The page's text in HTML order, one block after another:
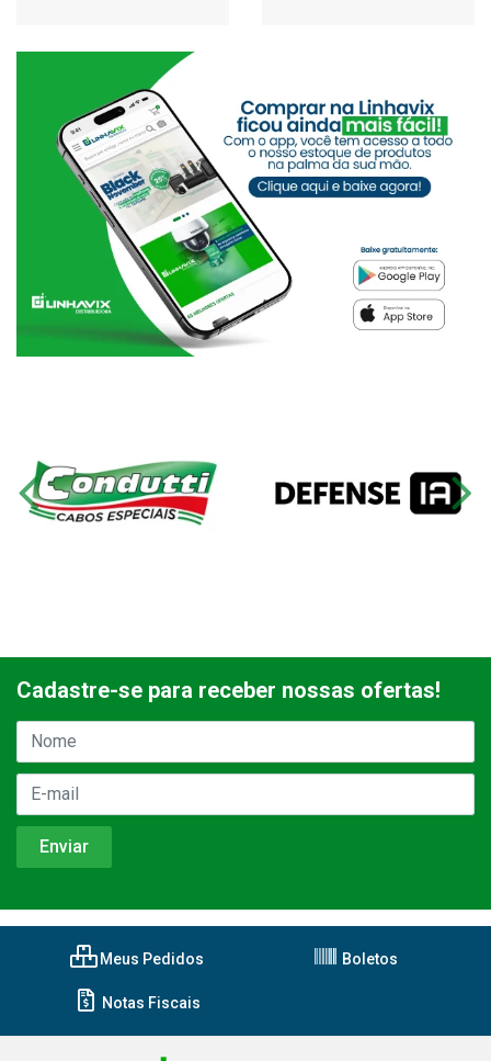
Cadastre-se para receber nossas ofertas!
Meus Pedidos Boletos
Notas Fiscais